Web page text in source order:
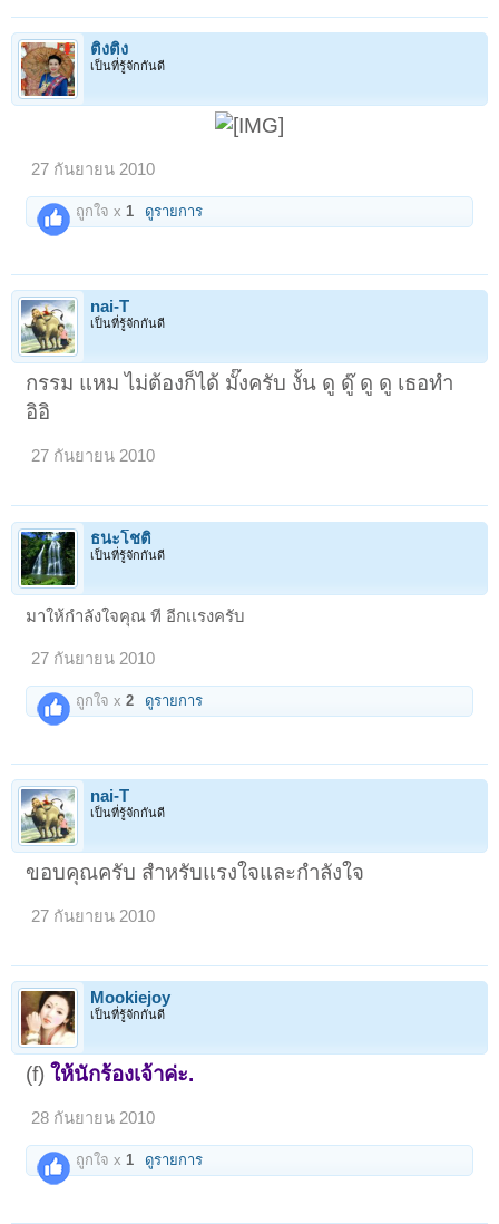
ติงติง
เป็นที่รู้จักกันดี
27 กันยายน 2010
ถูกใจ x 1 ดูรายการ
nai-T
เป็นที่รู้จักกันดี
กรรม แหม ไม่ต้องก็ได้ มั๊งครับ งั้น ดู ดู๊ ดู ดู เธอทำ
อิอิ
27 กันยายน 2010
ธนะโชติ
เป็นที่รู้จักกันดี
มาให้กำลังใจคุณ ที อีกเเรงครับ
27 กันยายน 2010
ถูกใจ x2 ดูรายการ
nai-T
เป็นที่รู้จักกันดี
ขอบคุณครับ สำหรับแรงใจและกำลังใจ
27 กันยายน 2010
Mookiejoy
เป็นที่รู้จักกันดี
(f)ให้นักร้องเจ้าค่ะ.
28 กันยายน 2010
ถูกใจ x1 ดูรายการ